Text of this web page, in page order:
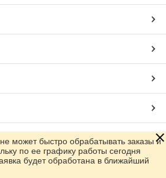
Prom.ua
может быстро обрабатывать заказы и
по ее графику работы сегодня
будет обработана в ближайший